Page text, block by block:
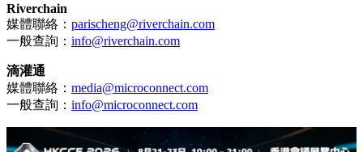
Riverchain
媒體聯絡： parischeng@riverchain.com
一般查詢： info@riverchain.com
滴灌通
媒體聯絡： media@microconnect.com
一般查詢： info@microconnect.com